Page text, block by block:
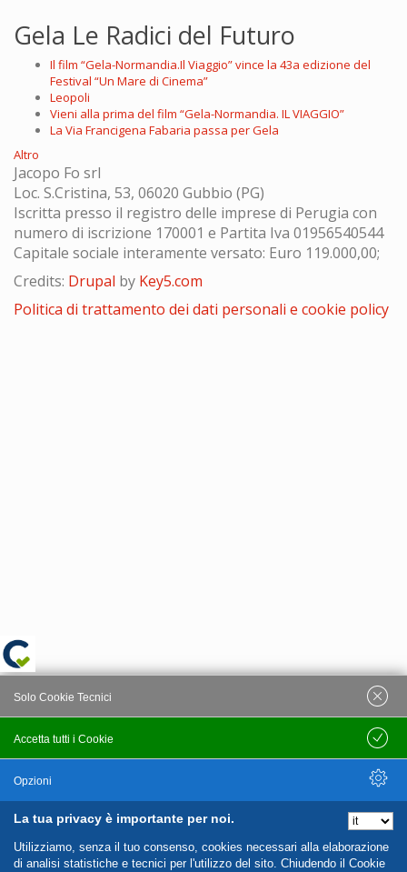
Gela Le Radici del Futuro
Il film “Gela-Normandia.Il Viaggio” vince la 43a edizione del
Festival “Un Mare di Cinema”
Leopoli
Vieni alla prima del film “Gela-Normandia. IL VIAGGIO”
La Via Francigena Fabaria passa per Gela
Altro
Jacopo Fo srl
Loc. S.Cristina, 53, 06020 Gubbio (PG)
Iscritta presso il registro delle imprese di Perugia con
numero di iscrizione 170001 e Partita Iva 01956540544
Capitale sociale interamente versato: Euro 119.000,00;
Credits: Drupal by Key5.com
Politica di trattamento dei dati personali e cookie policy
La tua privacy è importante per noi.
Utilizziamo, senza il tuo consenso, cookies necessari alla elaborazione
di analisi statistiche e tecnici per l'utilizzo del sito. Chiudendo il Cookie
Accetta tutti i Cookie
Solo Cookie Tecnici
Salva
Opzioni
Nascondi Opzioni